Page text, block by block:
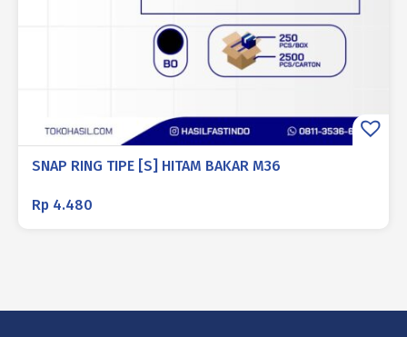
SNAP RING TIPE [S] HITAM BAKAR M36
Rp 4.480